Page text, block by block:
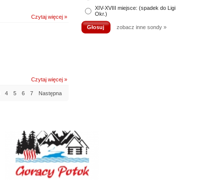
XIV-XVIII miejsce: (spadek do Ligi
Okr.)
zobacz inne sondy »
Czytaj więcej »
Czytaj więcej »
4 5 6 7 Następna